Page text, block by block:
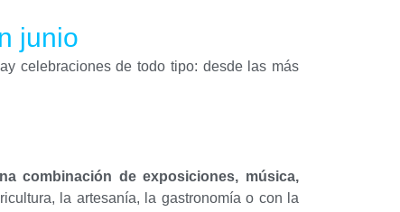
junio
celebraciones de todo tipo: desde las más
combinación de exposiciones, música,
la artesanía, la gastronomía o con la